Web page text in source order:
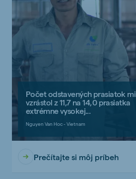
Počet odstavených prasiatok mi
vzrástol z 11,7 na 14,0 prasiatka
extrémne vysokej...
Nguyen Van Hoc - Vietnam
Prečítajte si môj príbeh